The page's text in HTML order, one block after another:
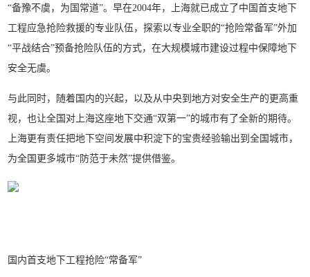
“备豫不虞，为国常道”。早在2004年，上海就已成立了中国首支地下
工程应急抢险救援的专业队伍，探索以专业全职的“抢险常备军”外加
“平战结合”预备抢险队伍的方式，在大规模城市建设过程中保障地下
安全无虞。
与此同时，随着国内的兴起，以及从中央到地方对安全生产的更高重
视，也让全国对上海这座地下交通“双第一”的城市有了全新的期待。
上海更有责任把地下空间发展中积淀下的宝贵经验输出到全国城市，
为全国更多城市“防范于未然”提供借鉴。
国内首支地 下工程抢险“常备军”